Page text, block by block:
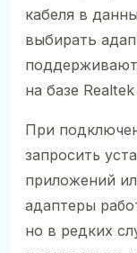
кабеля в
выбирать
на базе
При
запросить
приложений
адаптеры
но в редких